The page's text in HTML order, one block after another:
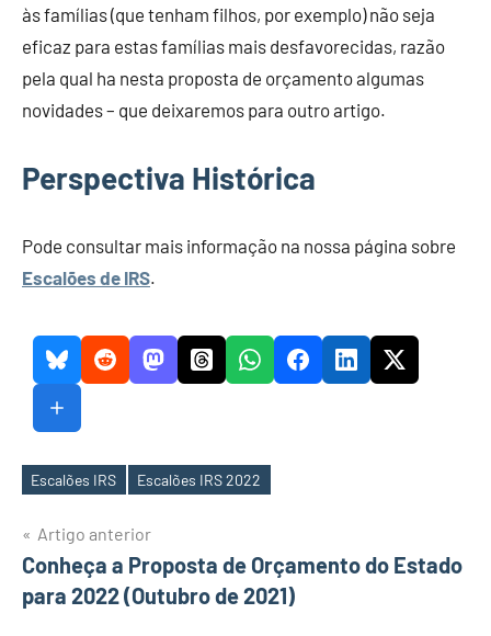
às famílias (que tenham filhos, por exemplo) não seja
eficaz para estas famílias mais desfavorecidas, razão
pela qual ha nesta proposta de orçamento algumas
novidades – que deixaremos para outro artigo.
Perspectiva Histórica
Pode consultar mais informação na nossa página sobre
Escalões de IRS.
Etiquetas
Escalões IRS Escalões IRS 2022
Navegação
de
Artigo anterior
Conheça a Proposta de Orçamento do Estado
para 2022 (Outubro de 2021)